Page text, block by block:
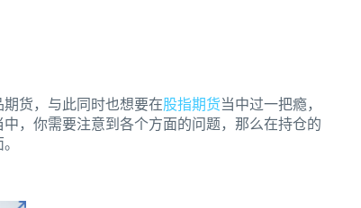
货，与此同时也想要在股指期货当中过一把瘾，
，你需要注意到各个方面的问题，那么在持仓的